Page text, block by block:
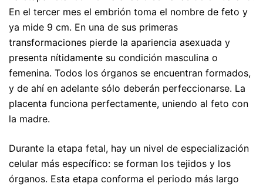
En el tercer mes el embrión toma el nombre de feto y
ya mide 9 cm. En una de sus primeras
transformaciones pierde la apariencia asexuada y
presenta nítidamente su condición masculina o
femenina. Todos los órganos se encuentran formados,
y de ahí en adelante sólo deberán perfeccionarse. La
placenta funciona perfectamente, uniendo al feto con
la madre.
Durante la etapa fetal, hay un nivel de especialización
celular más específico: se forman los tejidos y los
órganos. Esta etapa conforma el periodo más largo